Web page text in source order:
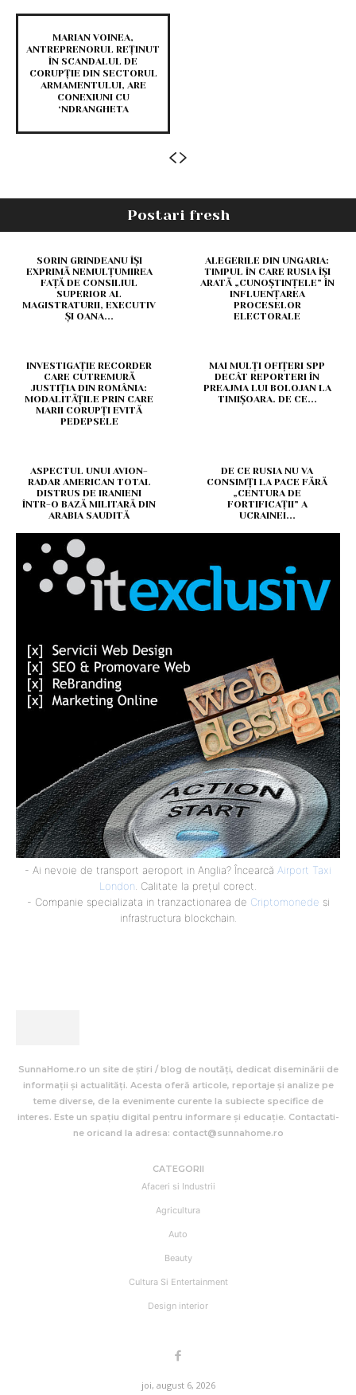
MARIAN VOINEA,
ANTREPRENORUL REȚINUT
ÎN SCANDALUL DE
CORUPȚIE DIN SECTORUL
ARMAMENTULUI, ARE
CONEXIUNI CU
‘NDRANGHETA
Postari fresh
SORIN GRINDEANU ÎȘI
EXPRIMĂ NEMULȚUMIREA
FAȚĂ DE CONSILIUL
SUPERIOR AL
MAGISTRATURII, EXECUTIV
ȘI OANA...
ALEGERILE DIN UNGARIA:
TIMPUL ÎN CARE RUSIA ÎȘI
ARATĂ „CUNOȘTINȚELE” ÎN
INFLUENȚAREA
PROCESELOR
ELECTORALE
INVESTIGAȚIE RECORDER
CARE CUTREMURĂ
JUSTIȚIA DIN ROMÂNIA:
MODALITĂȚILE PRIN CARE
MARII CORUPȚI EVITĂ
PEDEPSELE
MAI MULȚI OFIȚERI SPP
DECÂT REPORTERI ÎN
PREAJMA LUI BOLOJAN LA
TIMIȘOARA. DE CE...
ASPECTUL UNUI AVION-
RADAR AMERICAN TOTAL
DISTRUS DE IRANIENI
ÎNTR-O BAZĂ MILITARĂ DIN
ARABIA SAUDITĂ
DE CE RUSIA NU VA
CONSIMȚI LA PACE FĂRĂ
„CENTURA DE
FORTIFICAȚII” A
UCRAINEI...
- Ai nevoie de transport aeroport in Anglia? Încearcă Airport Taxi
London. Calitate la prețul corect.
- Companie specializata in tranzactionarea de Criptomonede si
infrastructura blockchain.
SunnaHome.ro un site de știri / blog de noutăți, dedicat diseminării de
informații și actualități. Acesta oferă articole, reportaje și analize pe
teme diverse, de la evenimente curente la subiecte specifice de
interes. Este un spațiu digital pentru informare și educație. Contactati-
ne oricand la adresa: contact@sunnahome.ro
CATEGORII
Afaceri si Industrii
Agricultura
Auto
Beauty
Cultura Si Entertainment
Design interior
joi, august 6, 2026